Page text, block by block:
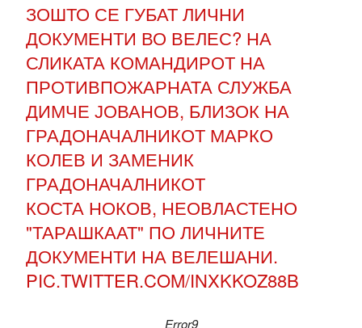
ЗОШТО СЕ ГУБАТ ЛИЧНИ
ДОКУМЕНТИ ВО ВЕЛЕС? НА
СЛИКАТА КОМАНДИРОТ НА
ПРОТИВПОЖАРНАТА СЛУЖБА
ДИМЧЕ ЈОВАНОВ, БЛИЗОК НА
ГРАДОНАЧАЛНИКОТ МАРКО
КОЛЕВ И ЗАМЕНИК
ГРАДОНАЧАЛНИКОТ
КОСТА НОКОВ, НЕОВЛАСТЕНО
"ТАРАШКААТ" ПО ЛИЧНИТЕ
ДОКУМЕНТИ НА ВЕЛЕШАНИ.
PIC.TWITTER.COM/INXKKOZ88B
Error9